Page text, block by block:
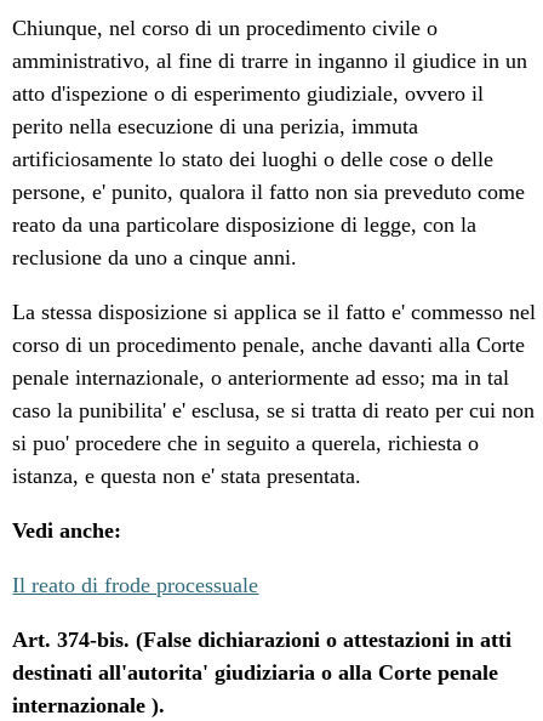
Chiunque, nel corso di un procedimento civile o
amministrativo, al fine di trarre in inganno il giudice in un
atto d'ispezione o di esperimento giudiziale, ovvero il
perito nella esecuzione di una perizia, immuta
artificiosamente lo stato dei luoghi o delle cose o delle
persone, e' punito, qualora il fatto non sia preveduto come
reato da una particolare disposizione di legge, con la
reclusione da uno a cinque anni.
La stessa disposizione si applica se il fatto e' commesso nel
corso di un procedimento penale, anche davanti alla Corte
penale internazionale, o anteriormente ad esso; ma in tal
caso la punibilita' e' esclusa, se si tratta di reato per cui non
si puo' procedere che in seguito a querela, richiesta o
istanza, e questa non e' stata presentata.
Vedi anche:
Il reato di frode processuale
Art. 374-bis. (False dichiarazioni o attestazioni in atti
destinati all'autorita' giudiziaria o alla Corte penale
internazionale ).